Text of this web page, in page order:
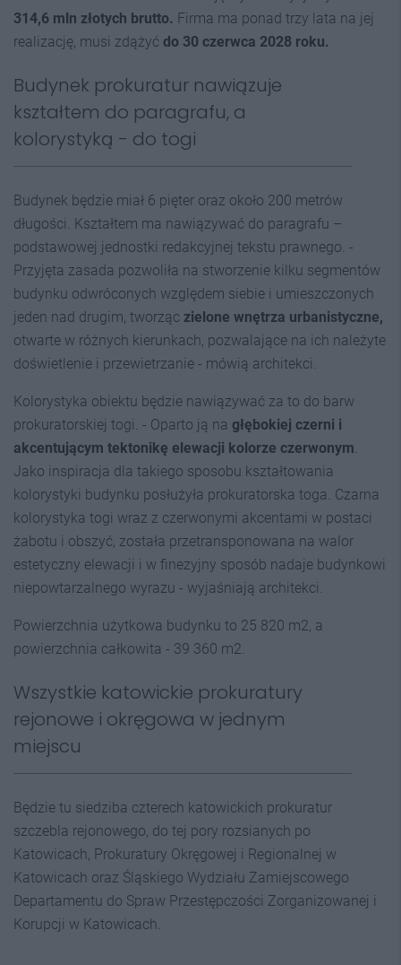
314,6 mln złotych brutto. Firma ma ponad trzy lata na jej
realizację, musi zdążyć do 30 czerwca 2028 roku.
Budynek prokuratur nawiązuje
kształtem do paragrafu, a
kolorystyką - do togi
Budynek będzie miał 6 pięter oraz około 200 metrów
długości. Kształtem ma nawiązywać do paragrafu –
podstawowej jednostki redakcyjnej tekstu prawnego. -
Przyjęta zasada pozwoliła na stworzenie kilku segmentów
budynku odwróconych względem siebie i umieszczonych
jeden nad drugim, tworząc zielone wnętrza urbanistyczne,
otwarte w różnych kierunkach, pozwalające na ich należyte
doświetlenie i przewietrzanie - mówią architekci.
Kolorystyka obiektu będzie nawiązywać za to do barw
prokuratorskiej togi. - Oparto ją na głębokiej czerni i
akcentującym tektonikę elewacji kolorze czerwonym.
Jako inspiracja dla takiego sposobu kształtowania
kolorystyki budynku posłużyła prokuratorska toga. Czarna
kolorystyka togi wraz z czerwonymi akcentami w postaci
żabotu i obszyć, została przetransponowana na walor
estetyczny elewacji i w finezyjny sposób nadaje budynkowi
niepowtarzalnego wyrazu - wyjaśniają architekci.
Powierzchnia użytkowa budynku to 25 820 m2, a
powierzchnia całkowita - 39 360 m2.
Wszystkie katowickie prokuratury
rejonowe i okręgowa w jednym
miejscu
Będzie tu siedziba czterech katowickich prokuratur
szczebla rejonowego, do tej pory rozsianych po
Katowicach, Prokuratury Okręgowej i Regionalnej w
Katowicach oraz Śląskiego Wydziału Zamiejscowego
Departamentu do Spraw Przestępczości Zorganizowanej i
Korupcji w Katowicach.